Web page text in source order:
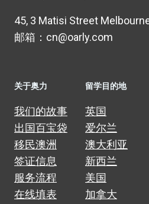
45, 3 Matisi Street
邮箱：cn@oarly.com
关于奥力
我们的故事
出国百宝袋
移民澳洲
签证信息
服务流程
在线填表
留学目的地
英国
爱尔兰
澳大利亚
新西兰
美国
加拿大